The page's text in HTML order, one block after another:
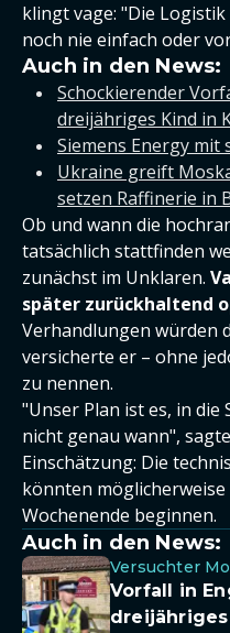
klingt vage: "Die
noch nie einfach oder
Auch in den News:
Schockierender
dreijähriges Kind in
Siemens Energy
Ukraine greift
setzen Raffinerie in
Ob und wann die
tatsächlich stattfinden
zunächst im Unklaren.
später zurückhaltend
Verhandlungen würden
versicherte er – ohne
zu nennen.
"Unser Plan ist es, in die
nicht genau wann",
Einschätzung: Die
könnten
Wochenende beginnen.
Auch in den News:
Versuchter
Vorfall in